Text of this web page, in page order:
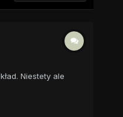
Niestety ale